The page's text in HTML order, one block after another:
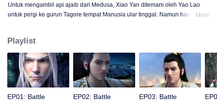
Untuk mengambil api ajaib dari Medusa, Xiao Yan ditemani oleh Yao Lao
untuk pergi ke gurun Tagore tempat Manusia ular tinggal. Namun haus
More
Playlist
EP01: Battle
EP02: Battle
EP03: Battle